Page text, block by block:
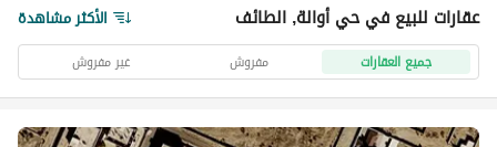
عقارات للبيع في حي أوالة, الطائف الأكثر مشاهدة
جميع العقارات مفروش غير مفروش